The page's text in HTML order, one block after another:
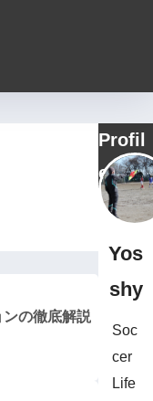
ンの徹底解説
Profil
e
Yos
shy
Soc
cer
Life